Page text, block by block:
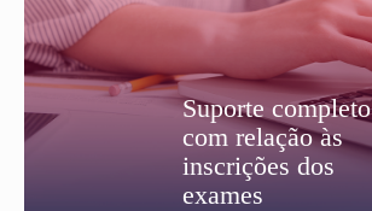
Suporte completo
com relação às
inscrições dos
exames